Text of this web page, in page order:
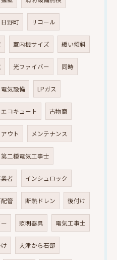
日野町 リコール
室内機サイズ 緩い傾斜
光ファイバー 同時
電気設備 LPガス
エコキュート 古物商
アウト メンテナンス
第二種電気工事士
者 インシュロック
管 断熱ドレン 後付け
照明器具 電気工事士
大津から石部